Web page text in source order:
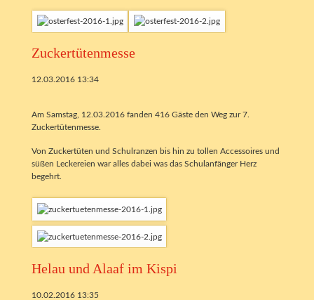
Zuckertütenmesse
12.03.2016 13:34
Am Samstag, 12.03.2016 fanden 416 Gäste den Weg zur 7.
Zuckertütenmesse.
Von Zuckertüten und Schulranzen bis hin zu tollen Accessoires und
süßen Leckereien war alles dabei was das Schulanfänger Herz
begehrt.
Helau und Alaaf im Kispi
10.02.2016 13:35